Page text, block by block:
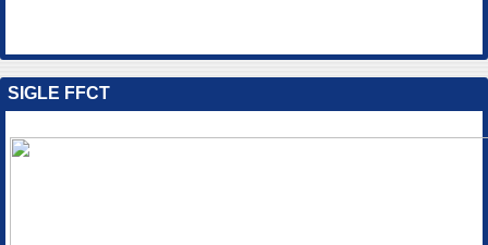
SIGLE FFCT